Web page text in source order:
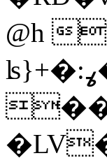
@h
ʪ}+�:ߩ�C>I&�"�K~���(rA�